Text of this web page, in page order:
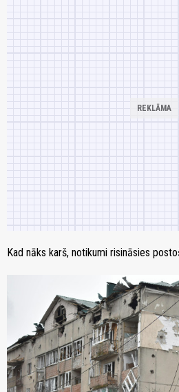
Kad nāks karš, notikumi risināsies